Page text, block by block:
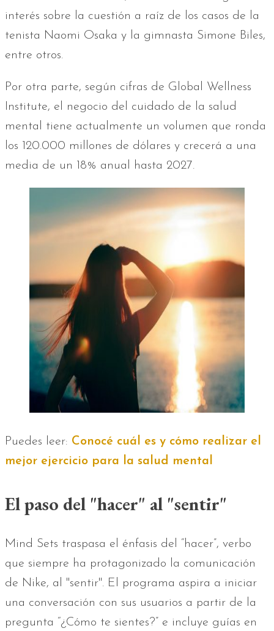
interés sobre la cuestión a raíz de los casos de la
tenista Naomi Osaka y la gimnasta Simone Biles,
entre otros.
Por otra parte, según cifras de Global Wellness
Institute, el negocio del cuidado de la salud
mental tiene actualmente un volumen que ronda
los 120.000 millones de dólares y crecerá a una
media de un 18% anual hasta 2027.
Puedes leer: Conocé cuál es y cómo realizar el
mejor ejercicio para la salud mental
El paso del "hacer" al "sentir"
Mind Sets traspasa el énfasis del “hacer”, verbo
que siempre ha protagonizado la comunicación
de Nike, al "sentir". El programa aspira a iniciar
una conversación con sus usuarios a partir de la
pregunta “¿Cómo te sientes?” e incluye guías en